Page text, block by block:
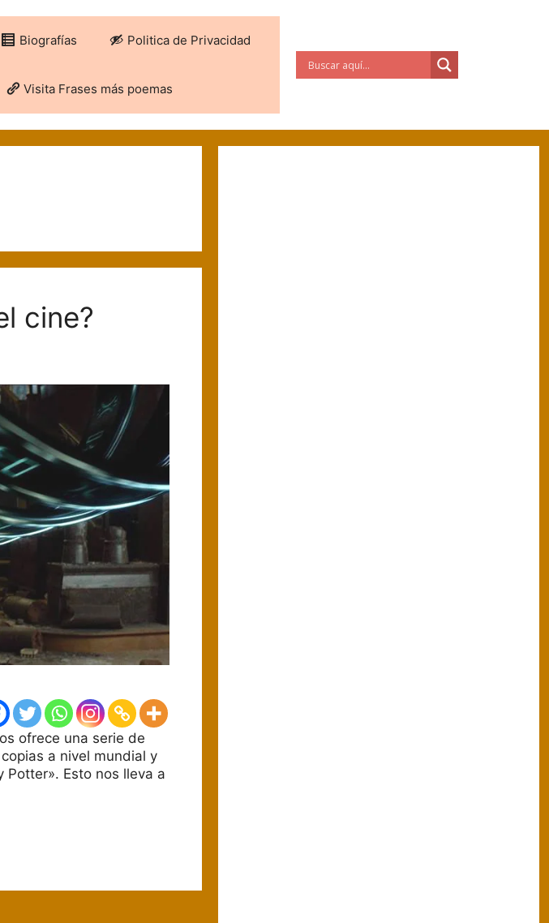
Biografías Politica de Privacidad
Visita Frases más poemas
cine?
ofrece una serie de
a nivel mundial y
Esto nos lleva a